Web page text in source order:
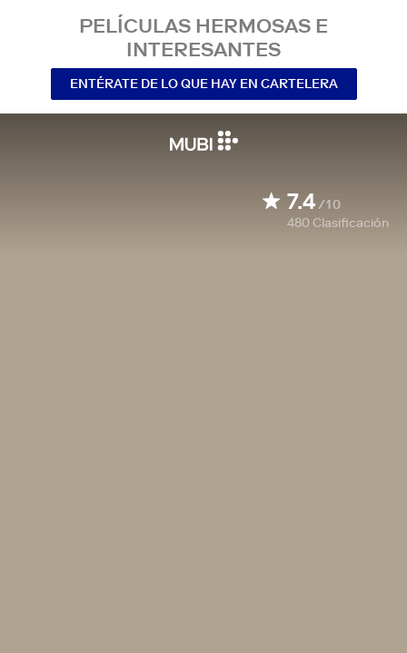
PELÍCULAS HERMOSAS E
INTERESANTES
ENTÉRATE DE LO QUE HAY EN CARTELERA
7.4/10
480Clasificación